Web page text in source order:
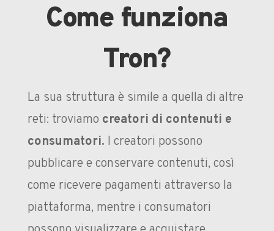
Come funziona
Tron?
La sua struttura è simile a quella di altre
reti: troviamo creatori di contenuti e
consumatori. I creatori possono
pubblicare e conservare contenuti, così
come ricevere pagamenti attraverso la
piattaforma, mentre i consumatori